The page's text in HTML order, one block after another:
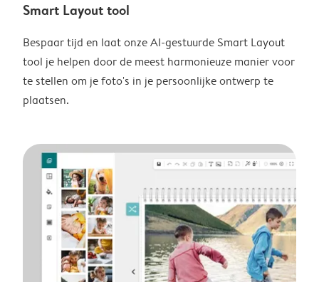
Smart Layout tool
Bespaar tijd en laat onze AI-gestuurde Smart Layout
tool je helpen door de meest harmonieuze manier voor
te stellen om je foto's in je persoonlijke ontwerp te
plaatsen.